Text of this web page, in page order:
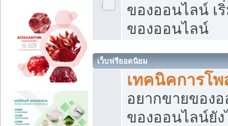
ของออนไลน์ เ
ของออนไลน์
เว็บฟรียอดนิยม
เทคนิคการโ
อยากขายของ
ของออนไลน์ยั